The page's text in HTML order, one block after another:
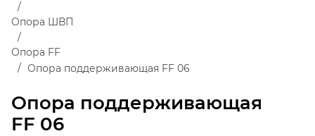
Опора поддерживающая
FF 06
Опора ШВП
Опора FF
Опора поддерживающая FF 06